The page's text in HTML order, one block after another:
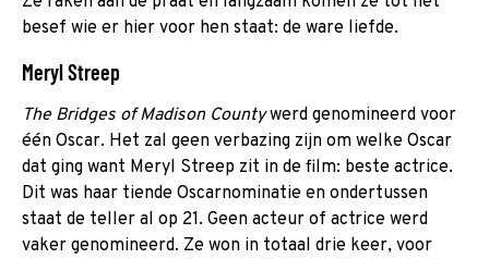
besef wie er hier voor hen staat: de ware liefde.
Meryl Streep
The Bridges of Madison Countywerd genomineerd voor
één Oscar. Het zal geen verbazing zijn om welke Oscar
dat ging want Meryl Streep zit in de film: beste actrice.
Dit was haar tiende Oscarnominatie en ondertussen
staat de teller al op 21. Geen acteur of actrice werd
vaker genomineerd. Ze won in totaal drie keer, voor